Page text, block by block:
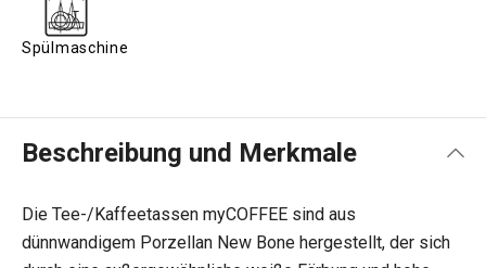
Spülmaschine
Beschreibung und Merkmale
Die Tee-/Kaffeetassen myCOFFEE sind aus
dünnwandigem Porzellan New Bone hergestellt, der sich